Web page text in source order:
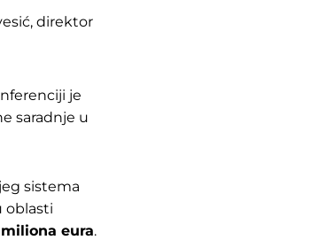
direktor
je
saradnje u
sistema
oblasti
eura.